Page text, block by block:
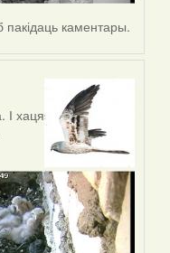
пакідаць каментары.
І хаця